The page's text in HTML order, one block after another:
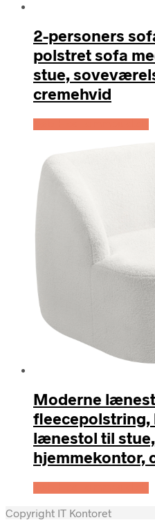
2-personers
polstret sofa
stue,
cremehvid
Moderne
lænestol til
hjemmekontor,
Copyright IT Kontoret